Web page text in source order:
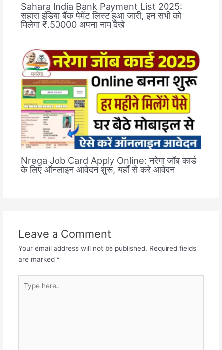
Sahara India Bank Payment List 2025:
सहारा इंडिया बैंक पेमेंट लिस्ट हुआ जारी, इन सभी को
मिलेगा ₹.50000 अपना नाम देखे
Nrega Job Card Apply Online: नरेगा जॉब कार्ड
के लिए ऑनलाइन आवेदन शुरू, यहाँ से करे आवेदन
Leave a Comment
Your email address will not be published. Required fields
are marked *
here..